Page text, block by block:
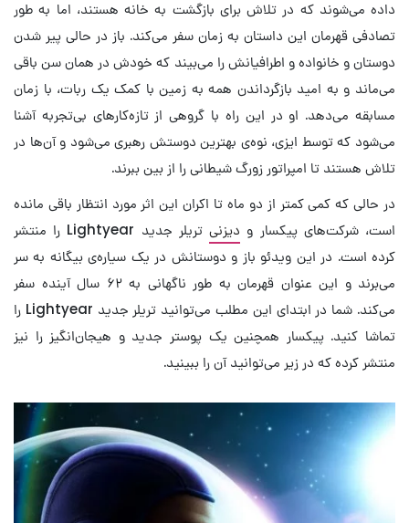
داده می‌شوند که در تلاش برای بازگشت به خانه هستند، اما به طور
تصادفی قهرمان این داستان به زمان سفر می‌کند. باز در حالی پیر شدن
دوستان و خانواده و اطرافیانش را می‌بیند که خودش در همان سن باقی
می‌ماند و به امید بازگرداندن همه به زمین با کمک یک ربات، با زمان
مسابقه می‌دهد. او در این راه با گروهی از تازه‌کارهای بی‌تجربه آشنا
می‌شود که توسط ایزی، نوه‌ی بهترین دوستش رهبری می‌شود و آن‌ها در
تلاش هستند تا امپراتور زورگ شیطانی را از بین ببرند.
در حالی که کمی کمتر از دو ماه تا اکران این اثر مورد انتظار باقی مانده
است، شرکت‌های پیکسار و دیزنی
تریلر جدید Lightyear را منتشر
کرده است. در این ویدئو باز و دوستانش در یک سیاره‌ی بیگانه به سر
می‌برند و این عنوان قهرمان به طور ناگهانی به ۶۲ سال آینده سفر
می‌کند. شما در ابتدای این مطلب می‌توانید تریلر جدید Lightyear را
تماشا کنید. پیکسار همچنین یک پوستر جدید و هیجان‌انگیز را نیز
منتشر کرده که در زیر می‌توانید آن را ببینید.